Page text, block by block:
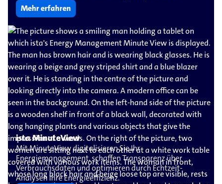
Mehr erfahren
ista MinuteView
Mit MinuteView digitalisieren Sie Ihr
Energiemanagement, schaffen Transparenz über
Verbrauchsdaten und optimieren durch Echtzeit-
Analysen Ihre Energieeffizienz.